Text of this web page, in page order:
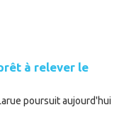
à relever le
poursuit aujourd'hui